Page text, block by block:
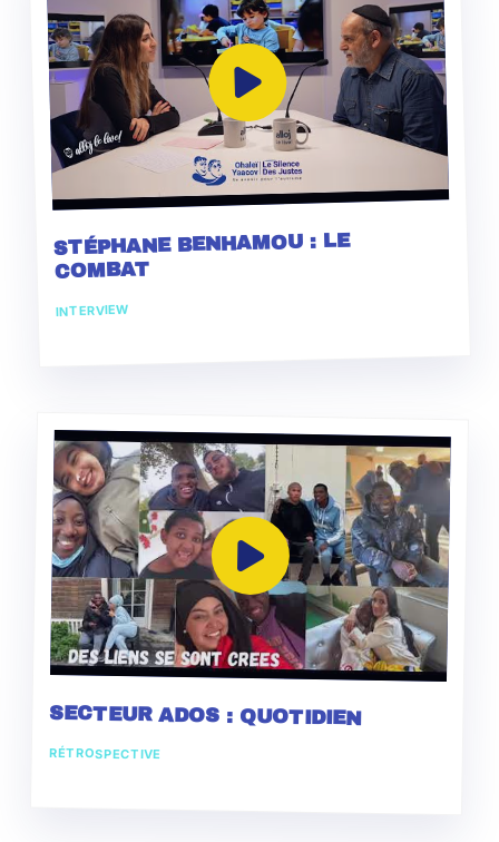
STÉPHANE BENHAMOU : LE
COMBAT
INTERVIEW
SECTEUR ADOS : QUOTIDIEN
RÉTROSPECTIVE